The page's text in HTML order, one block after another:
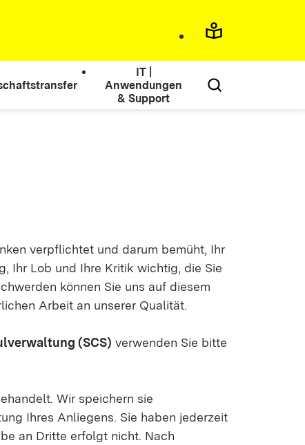
IT |
Anwendungen
& Support
verpflichtet und darum bemüht, Ihr
Ihr Lob und Ihre Kritik wichtig, die Sie
können Sie uns auf diesem
Arbeit an unserer Qualität.
(SCS) verwenden Sie bitte
Wir speichern sie
Ihres Anliegens. Sie haben jederzeit
an Dritte erfolgt nicht. Nach